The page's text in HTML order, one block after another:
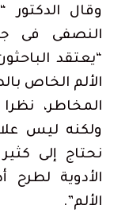
وقال الدكتور
النصفى فى
“يعتقد
الألم الخاص
المخاطر،
ولكنه ليس
نحتاج إلى
الأدوية
الألم”.